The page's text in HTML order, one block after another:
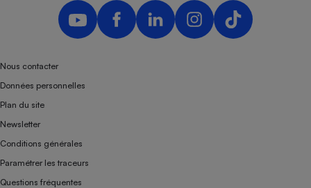
Nous contacter
Données personnelles
Plan du site
Newsletter
Conditions générales
Paramétrer les traceurs
Questions fréquentes